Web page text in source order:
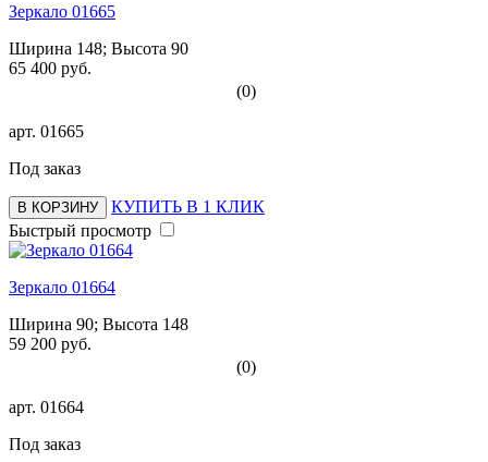
Зеркало 01665
Ширина 148; Высота 90
65 400 руб.
(0)
арт. 01665
Под заказ
В КОРЗИНУ
КУПИТЬ В 1 КЛИК
Быстрый просмотр
Зеркало 01664
Ширина 90; Высота 148
59 200 руб.
(0)
арт. 01664
Под заказ